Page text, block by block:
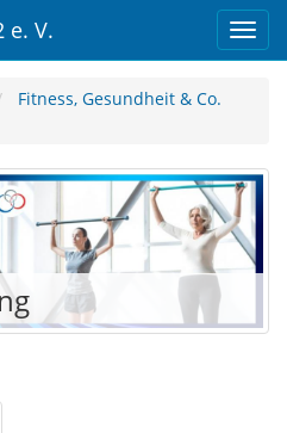
e. V.
Fitness, Gesundheit & Co.